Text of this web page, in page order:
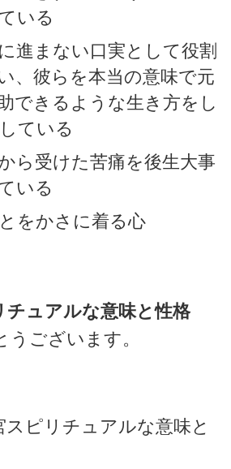
いる
進まない口実として役割
、彼らを本当の意味で元
できるような生き方をし
ている
ら受けた苦痛を後生大事
いる
をかさに着る心
チュアルな意味と性格
ございます。
ピリチュアルな意味と